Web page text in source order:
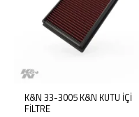
K&N 33-3005 K&N KUTU İÇİ
FİLTRE